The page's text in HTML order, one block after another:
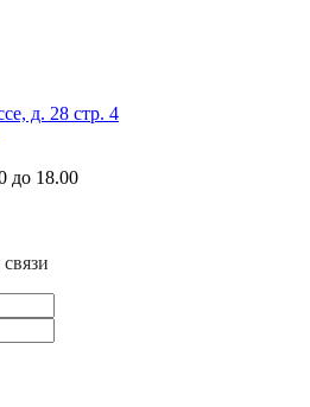
д. 28 стр. 4
до 18.00